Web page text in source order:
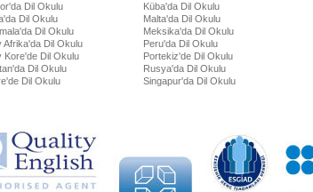
Dil Okulu
Dil Okulu
Dil Okulu
Afrika'da Dil Okulu
Kore'de Dil Okulu
Dil Okulu
Dil Okulu
Küba'da Dil Okulu
Malta'da Dil Okulu
Meksika'da Dil Okulu
Peru'da Dil Okulu
Portekiz'de Dil Okulu
Rusya'da Dil Okulu
Singapur'da Dil Okulu